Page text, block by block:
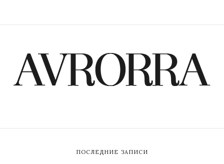
ПОСЛЕДНИЕ ЗАПИСИ